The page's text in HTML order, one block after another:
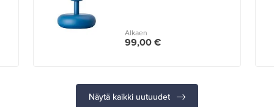
Alkaen
99,00 €
Näytä kaikki uutuudet